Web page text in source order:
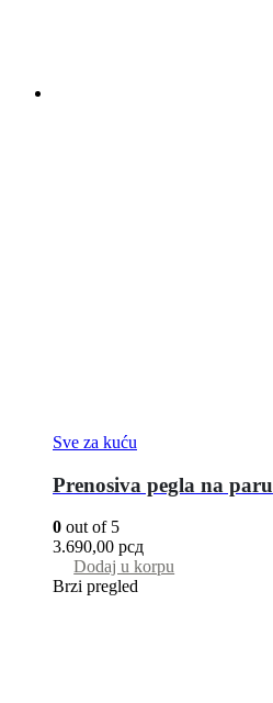
Sve za kuću
Prenosiva pegla na paru
0 out of 5
3.690,00 рсд
Dodaj u korpu
Brzi pregled